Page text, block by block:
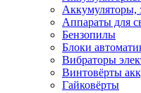
Аккумуляторы,
Аппараты для
Бензопилы
Блоки
Вибраторы
Винтовёрты
Гайковёрты